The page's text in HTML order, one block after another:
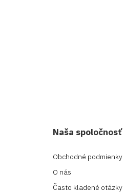
Naša spoločnosť
Obchodné podmienky
O nás
Často kladené otázky